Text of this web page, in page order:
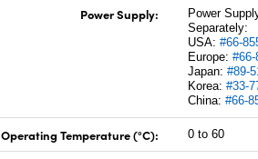
Power Supply:
Power
Separately:
USA: #66-
Europe: #66-
Japan: #89-
Korea: #33-
China: #66-
Operating Temperature (°C): 0 to 60